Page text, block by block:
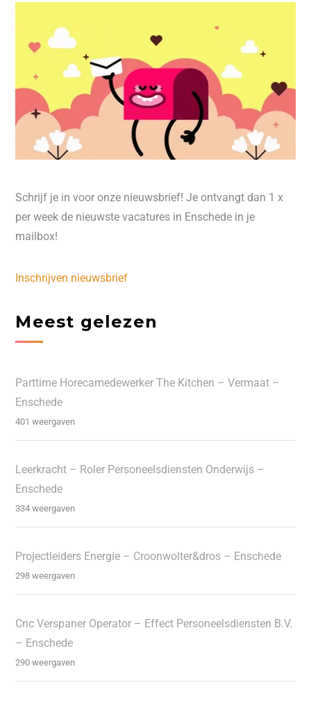
Schrijf je in voor onze nieuwsbrief! Je ontvangt dan 1 x
per week de nieuwste vacatures in Enschede in je
mailbox!
Inschrijven nieuwsbrief
Meest gelezen
Parttime Horecamedewerker The Kitchen – Vermaat –
Enschede
401 weergaven
Leerkracht – Roler Personeelsdiensten Onderwijs –
Enschede
334 weergaven
Projectleiders Energie – Croonwolter&dros – Enschede
298 weergaven
Cnc Verspaner Operator – Effect Personeelsdiensten B.V.
– Enschede
290 weergaven